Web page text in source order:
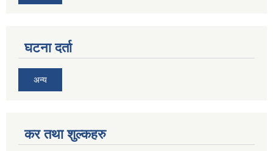
घटना दर्ता
अन्य
कर तथा शुल्कहरु